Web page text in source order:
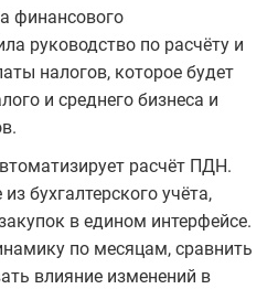
финансового
руководство по расчёту и
налогов, которое будет
и среднего бизнеса и
расчёт ПДН.
бухгалтерского учёта,
в едином интерфейсе.
по месяцам, сравнить
влияние изменений в